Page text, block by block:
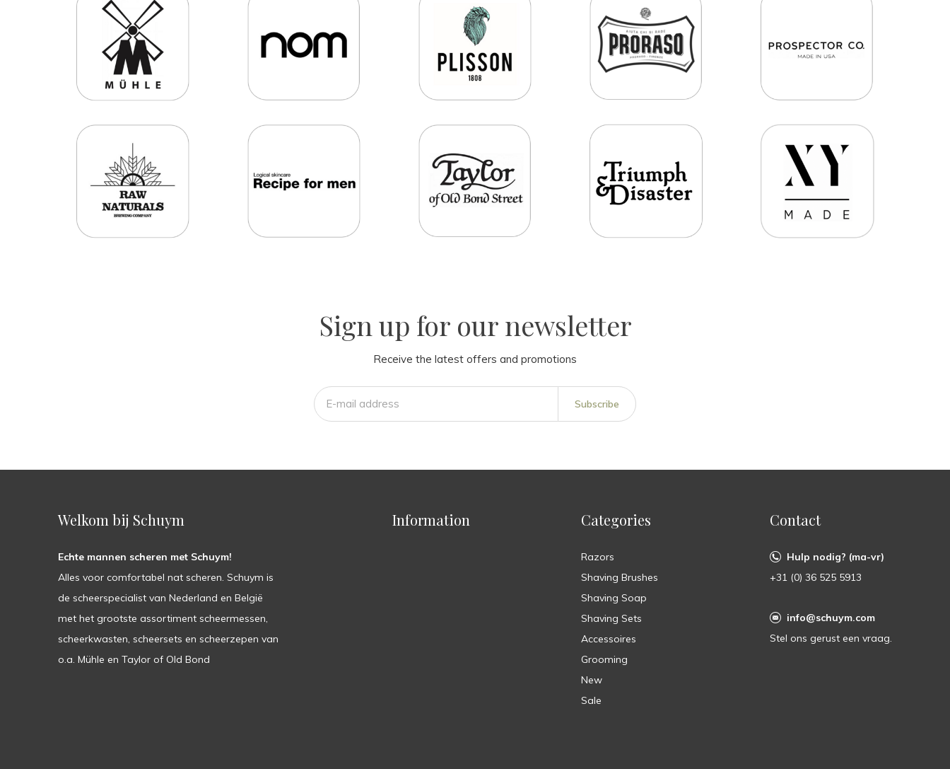
Sign up for our newsletter
Receive the latest offers and promotions
Subscribe
Welkom bij Schuym
Echte mannen scheren met Schuym!
Alles voor comfortabel nat scheren. Schuym is
de scheerspecialist van Nederland en België
met het grootste assortiment scheermessen,
scheerkwasten, scheersets en scheerzepen van
o.a. Mühle en Taylor of Old Bond
Information Categories
Razors
Shaving Brushes
Shaving Soap
Shaving Sets
Accessoires
Grooming
New
Sale
Contact
Hulp nodig? (ma-vr)
+31 (0) 36 525 5913
info@schuym.com
Stel ons gerust een vraag.